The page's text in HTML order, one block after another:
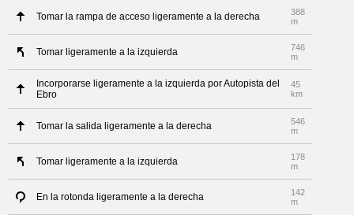
Tomar la rampa de acceso ligeramente a la derecha
388
m
Tomar ligeramente a la izquierda
746
m
Incorporarse ligeramente a la izquierda por Autopista del
Ebro
45
km
Tomar la salida ligeramente a la derecha
546
m
Tomar ligeramente a la izquierda
178
m
En la rotonda ligeramente a la derecha
142
m